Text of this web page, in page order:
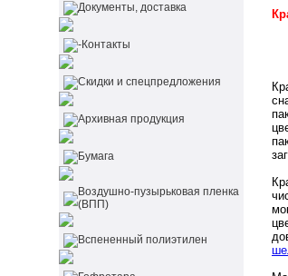
Документы, доставка
-Контакты
Cкидки и спецпредложения
Архивная продукция
Бумага
Воздушно-пузырьковая пленка
(ВПП)
Вспененный полиэтилен